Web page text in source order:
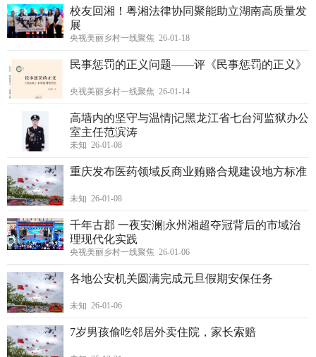
校友回湘！粤湘法律协同聚能助立湖南高质量发
展
央视美丽乡村一线聚焦 26-01-18
民事惩罚的正义问题——评《民事惩罚的正义》
央视美丽乡村一线聚焦 26-01-14
高墙内的坚守与温情|记黑龙江省七台河监狱办公
室主任范滨涛
未知 26-01-08
重庆发布医药领域反商业贿赂合规建设地方标准
未知 26-01-08
千年古郡 一夜安澜|永州湘超夺冠背后的市域治
理现代化实践
央视美丽乡村一线聚焦 26-01-06
各地公安机关圆满完成元旦假期安保任务
未知 26-01-06
7岁男孩偷吃邻居外卖住院，家长索赔